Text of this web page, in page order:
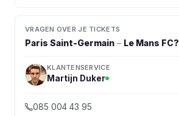
VRAGEN OVER JE TICKETS
Paris Saint-Germain – Le Mans FC?
KLANTENSERVICE
Martijn Duker
085 004 43 95